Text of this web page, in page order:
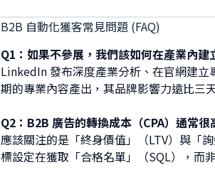
B2B 自動化獲客常見問題 (FAQ)
Q1：如果不參展，我們該如何在產業內建
LinkedIn 發布深度產業分析、在官網建
期的專業內容產出，其品牌影響力遠比三
Q2：B2B 廣告的轉換成本（CPA）通常很
應該關注的是「終身價值」（LTV）與「
標設定在獲取「合格名單」（SQL），而